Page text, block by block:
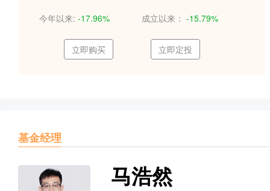
今年以来: -17.96% 成立以来： -15.79%
立即购买 立即定投
基金经理
马浩然